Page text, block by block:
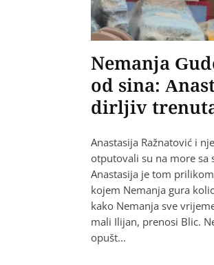
Nemanja
od sina:
dirljiv
Anastasija Ražnatović i
otputovali su na more
Anastasija je tom
kojem Nemanja gura
kako Nemanja sve
mali Ilijan, prenosi Blic.
opušt...